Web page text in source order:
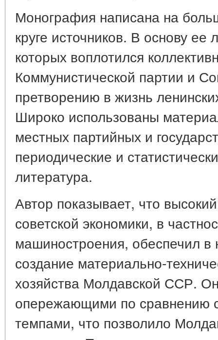
Монография написана на
круге источников. В основу ее
которых воплотился
Коммунистической партии и
претворению в жизнь
Широко использованы
местных партийных и
периодические и
литература.
Автор показывает, что
советской экономики, в
машиностроения, обеспечил в
создание материально-
хозяйства Молдавской ССР.
опережающими по сравнению
темпами, что позволило